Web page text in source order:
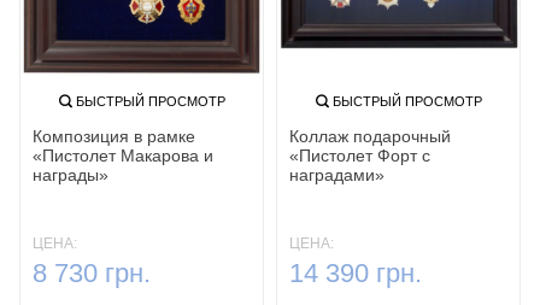
БЫСТРЫЙ ПРОСМОТР
Композиция в рамке
«Пистолет Макарова и
награды»
ЦЕНА:
8 730 грн.
БЫСТРЫЙ ПРОСМОТР
Коллаж подарочный
«Пистолет Форт с
наградами»
ЦЕНА:
14 390 грн.